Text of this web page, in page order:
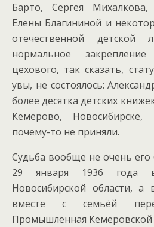
Барто, Сергея Михалкова,
Елены Благининой и
отечественной детской
нормальное
цехового, так сказать,
увы, не состоялось:
более десятка детских
Кемерово,
почему-то не приняли.
Судьба вообще не очень его
29 января 1936 года
Новосибирской области, а
вместе с семьёй
Промышленная Кемеровской